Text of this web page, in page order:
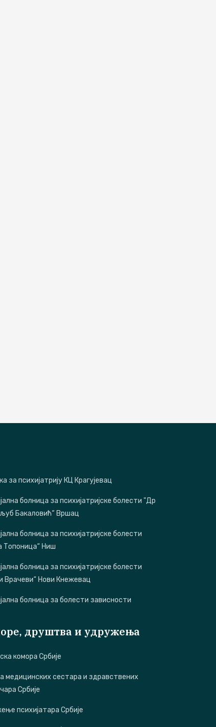
за психијатрију КЦ Крагујевац
болница за психијатријске болести "Др
Бакаловић“ Вршац
болница за психијатријске болести
Топоница“ Ниш
болница за психијатријске болести
Врачеви“ Нови Кнежевац
болница за болести зависности
друштва и удружења
комора Србије
медицинских сестара и здравствених
Србије
психијатара Србије